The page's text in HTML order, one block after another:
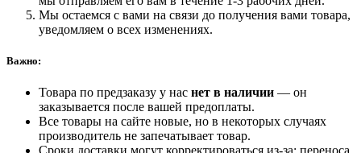
Мы остаемся с вами на связи до получения вами товара,
уведомляем о всех изменениях.
Важно:
Товара по предзаказу у нас нет в наличии — он
заказывается после вашей предоплаты.
Все товары на сайте новые, но в некоторых случаях
производитель не запечатывает товар.
Сроки доставки могут корректироваться из-за: переноса